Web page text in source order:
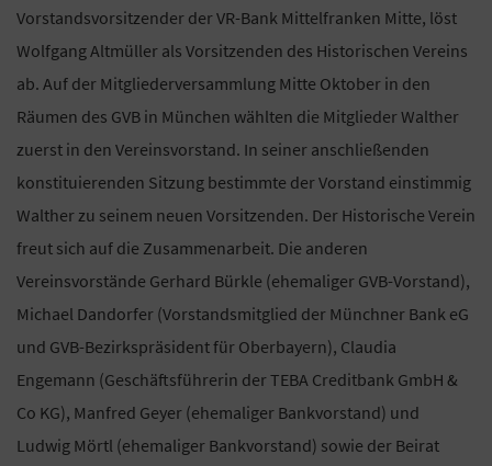
Vorstandsvorsitzender der VR-Bank Mittelfranken Mitte, löst
Wolfgang Altmüller als Vorsitzenden des Historischen Vereins
ab. Auf der Mitgliederversammlung Mitte Oktober in den
Räumen des GVB in München wählten die Mitglieder Walther
zuerst in den Vereinsvorstand. In seiner anschließenden
konstituierenden Sitzung bestimmte der Vorstand einstimmig
Walther zu seinem neuen Vorsitzenden. Der Historische Verein
freut sich auf die Zusammenarbeit. Die anderen
Vereinsvorstände Gerhard Bürkle (ehemaliger GVB-Vorstand),
Michael Dandorfer (Vorstandsmitglied der Münchner Bank eG
und GVB-Bezirkspräsident für Oberbayern), Claudia
Engemann (Geschäftsführerin der TEBA Creditbank GmbH &
Co KG), Manfred Geyer (ehemaliger Bankvorstand) und
Ludwig Mörtl (ehemaliger Bankvorstand) sowie der Beirat